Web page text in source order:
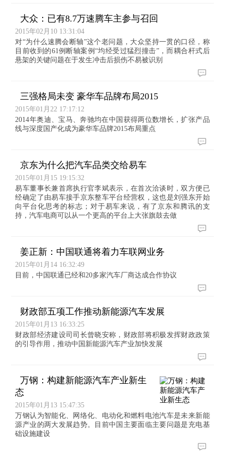
大众：已有8.7万速腾车主参与召回
2015年02月10 13:31:04
对“为什么速腾会断轴”这个老问题，大众坚持一贯的口径，称
目前收到的61例断轴案例“均经受过猛烈撞击”，而耦合杆式后
悬架的关键问题在于发生冲击后损伤不易被识别
三强格局未变 豪华车品牌布局2015
2015年01月22 17:17:12
2014年奥迪、宝马、奔驰均在中国获得两位数增长，扩张产品
线与深度国产化成为豪华车品牌2015布局重点
京东为什么把汽车品类交给易车
2015年01月15 19:15:32
易车董事长兼首席执行官李斌表示，在首次洽谈时，双方便已
经确定了由易车接手京东整车平台经营权，这也是刘强东开始
向平台化思考的标志；对于易车来说，有了京东和腾讯的支
持，汽车电商可以从一个更高的平台上大张旗鼓去做
姜正新：中国联通将着力车联网业务
2015年01月14 16:32:49
目前，中国联通已经和20多家汽车厂商达成合作协议
财政部五项工作推动新能源汽车发展
2015年01月13 16:33:25
财政部经济建设司司长曾晓安称，财政部将积极发挥财政政策
的引导作用，推动中国新能源汽车产业加快发展
万钢：构建新能源汽车产业新生
态
2015年01月13 15:47:35
万钢认为智能化、网络化、电动化和燃料电池汽车是未来新能
源产业的两大发展趋势。目前中国主要面临主要问题是充电基
础设施建设